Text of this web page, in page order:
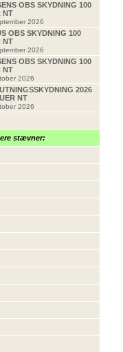
OBS SKYDNING 100
NT
2026
OBS SKYDNING 100
NT
2026
OBS SKYDNING 100
NT
2026
2026
NT
2026
stævner: